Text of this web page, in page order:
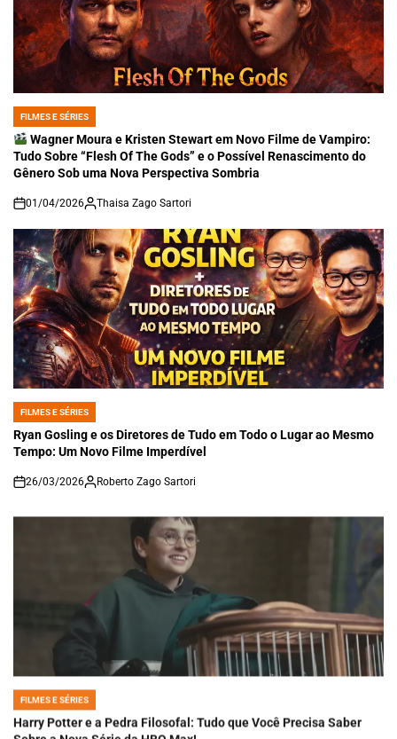
POSTED
IN
FILMES E SÉRIES
Wagner Moura e Kristen Stewart em Novo Filme de Vampiro:
Tudo Sobre “Flesh Of The Gods” e o Possível Renascimento do
Gênero Sob uma Nova Perspectiva Sombria
on
01/04/2026 Thaisa Zago Sartori
POSTED
IN
FILMES E SÉRIES
Ryan Gosling e os Diretores de Tudo em Todo o Lugar ao Mesmo
Tempo: Um Novo Filme Imperdível
on
26/03/2026 Roberto Zago Sartori
POSTED
IN
FILMES E SÉRIES
Harry Potter e a Pedra Filosofal: Tudo que Você Precisa Saber
Sobre a Nova Série da HBO Max!